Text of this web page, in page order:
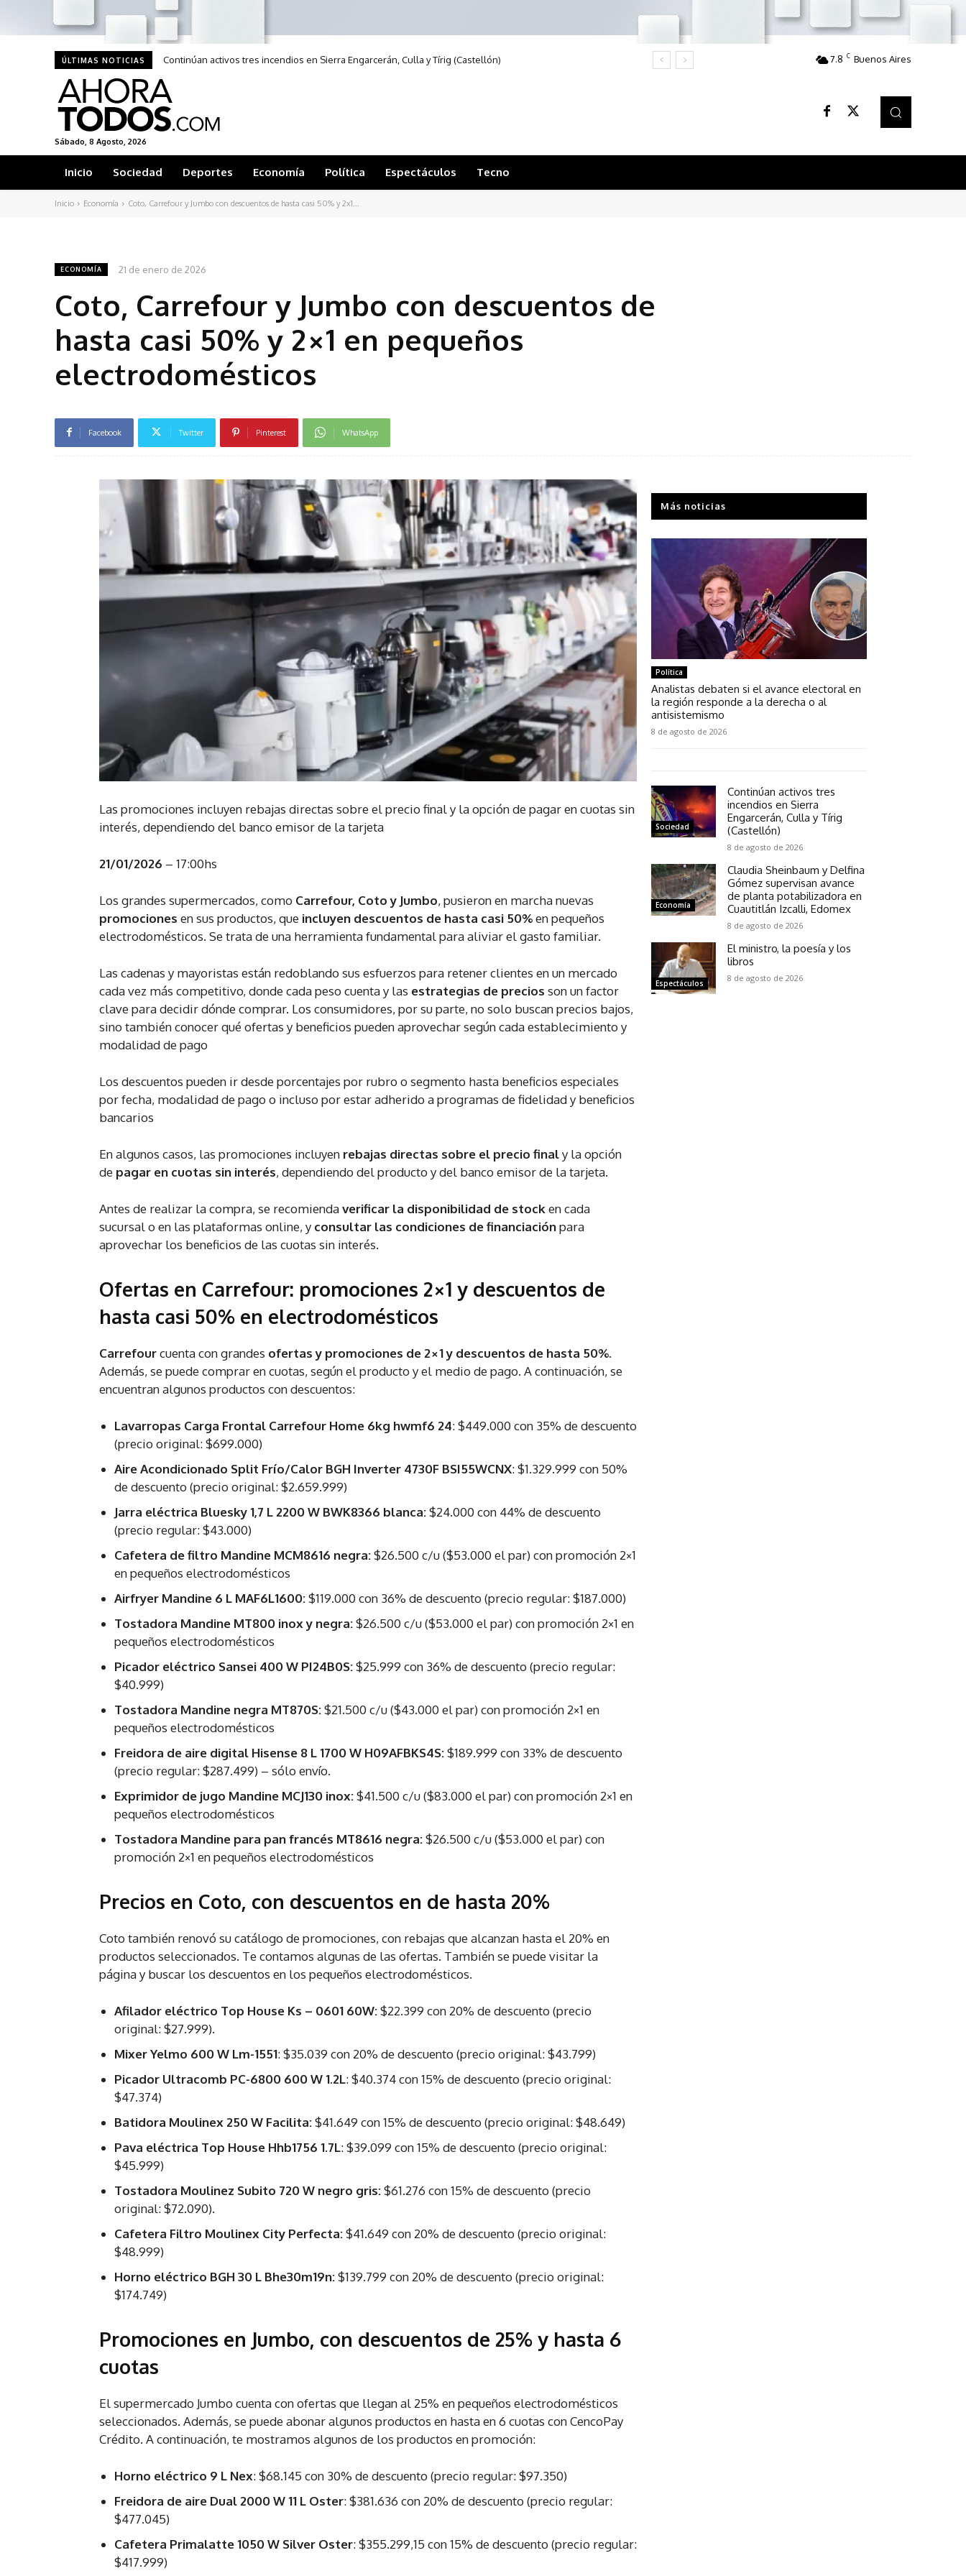
ÚLTIMAS NOTICIAS Continúan activos tres incendios en Sierra Engarcerán, Culla y Tírig (Castellón) 7.8 C Buenos Aires
Sábado, 8 Agosto, 2026
Inicio Sociedad Deportes Economía Política Espectáculos Tecno
Inicio Economía Coto, Carrefour y Jumbo con descuentos de hasta casi 50% y 2x1...
ECONOMÍA 21 de enero de 2026
Coto, Carrefour y Jumbo con descuentos de
hasta casi 50% y 2×1 en pequeños
electrodomésticos
Facebook Twitter Pinterest WhatsApp
Las promociones incluyen rebajas directas sobre el precio final y la opción de pagar en cuotas sin
interés, dependiendo del banco emisor de la tarjeta
21/01/2026 – 17:00hs
Los grandes supermercados, como Carrefour, Coto y Jumbo, pusieron en marcha nuevas
promociones en sus productos, que incluyen descuentos de hasta casi 50%en pequeños
electrodomésticos. Se trata de una herramienta fundamental para aliviar el gasto familiar.
Las cadenas y mayoristas están redoblando sus esfuerzos para retener clientes en un mercado
cada vez más competitivo, donde cada peso cuenta y las estrategias de precios son un factor
clave para decidir dónde comprar. Los consumidores, por su parte, no solo buscan precios bajos,
sino también conocer qué ofertas y beneficios pueden aprovechar según cada establecimiento y
modalidad de pago
Los descuentos pueden ir desde porcentajes por rubro o segmento hasta beneficios especiales
por fecha, modalidad de pago o incluso por estar adherido a programas de fidelidad y beneficios
bancarios
En algunos casos, las promociones incluyen rebajas directas sobre el precio finaly la opción
de pagar en cuotas sin interés, dependiendo del producto y del banco emisor de la tarjeta.
Antes de realizar la compra, se recomiendaverificar la disponibilidad de stocken cada
sucursal o en las plataformas online, y consultar las condiciones de financiaciónpara
aprovechar los beneficios de las cuotas sin interés.
Ofertas en Carrefour: promociones 2×1 y descuentos de
hasta casi 50% en electrodomésticos
Carrefourcuenta con grandes ofertas y promociones de 2×1 y descuentos de hasta 50%.
Además, se puede comprar en cuotas, según el producto y el medio de pago. A continuación, se
encuentran algunos productos con descuentos:
Lavarropas Carga Frontal Carrefour Home 6kg hwmf6 24: $449.000 con 35% de descuento
(precio original: $699.000)
Aire Acondicionado Split Frío/Calor BGH Inverter 4730F BSI55WCNX: $1.329.999 con 50%
de descuento (precio original: $2.659.999)
Jarra eléctrica Bluesky 1,7 L 2200 W BWK8366 blanca:$24.000 con 44% de descuento
(precio regular: $43.000)
Cafetera de filtro Mandine MCM8616 negra:$26.500 c/u ($53.000 el par) con promoción 2×1
en pequeños electrodomésticos
Airfryer Mandine 6 L MAF6L1600:$119.000 con 36% de descuento (precio regular: $187.000)
Tostadora Mandine MT800 inox y negra:$26.500 c/u ($53.000 el par) con promoción 2×1 en
pequeños electrodomésticos
Picador eléctrico Sansei 400 W PI24B0S:$25.999 con 36% de descuento (precio regular:
$40.999)
Tostadora Mandine negra MT870S:$21.500 c/u ($43.000 el par) con promoción 2×1 en
pequeños electrodomésticos
Freidora de aire digital Hisense 8 L 1700 W H09AFBKS4S:$189.999 con 33% de descuento
(precio regular: $287.499) – sólo envío.
Exprimidor de jugo Mandine MCJ130 inox:$41.500 c/u ($83.000 el par) con promoción 2×1 en
pequeños electrodomésticos
Tostadora Mandine para pan francés MT8616 negra:$26.500 c/u ($53.000 el par) con
promoción 2×1 en pequeños electrodomésticos
Precios en Coto, con descuentos en de hasta 20%
Coto también renovó su catálogo de promociones, con rebajas que alcanzan hasta el 20% en
productos seleccionados. Te contamos algunas de las ofertas. También se puede visitar la
página y buscar los descuentos en los pequeños electrodomésticos.
Afilador eléctrico Top House Ks – 0601 60W:$22.399 con 20% de descuento (precio
original: $27.999).
Mixer Yelmo 600 W Lm-1551: $35.039 con 20% de descuento (precio original: $43.799)
Picador Ultracomb PC-6800 600 W 1.2L: $40.374 con 15% de descuento (precio original:
$47.374)
Batidora Moulinex 250 W Facilita:$41.649 con 15% de descuento (precio original: $48.649)
Pava eléctrica Top House Hhb1756 1.7L: $39.099 con 15% de descuento (precio original:
$45.999)
Tostadora Moulinez Subito 720 W negro gris:$61.276 con 15% de descuento (precio
original: $72.090).
Cafetera Filtro Moulinex City Perfecta:$41.649 con 20% de descuento (precio original:
$48.999)
Horno eléctrico BGH 30 L Bhe30m19n:$139.799 con 20% de descuento (precio original:
$174.749)
Promociones en Jumbo, con descuentos de 25% y hasta 6
cuotas
El supermercado Jumbo cuenta con ofertas que llegan al 25% en pequeños electrodomésticos
seleccionados. Además, se puede abonar algunos productos en hasta en 6 cuotas con CencoPay
Crédito. A continuación, te mostramos algunos de los productos en promoción:
Horno eléctrico 9 L Nex: $68.145 con 30% de descuento (precio regular: $97.350)
Freidora de aire Dual 2000 W 11 L Oster: $381.636 con 20% de descuento (precio regular:
$477.045)
Cafetera Primalatte 1050 W Silver Oster: $355.299,15 con 15% de descuento (precio regular:
$417.999)
Más noticias
Política
Analistas debaten si el avance electoral en
la región responde a la derecha o al
antisistemismo
8 de agosto de 2026
Sociedad
Continúan activos tres
incendios en Sierra
Engarcerán, Culla y Tírig
(Castellón)
8 de agosto de 2026
Economía
Claudia Sheinbaum y Delfina
Gómez supervisan avance
de planta potabilizadora en
Cuautitlán Izcalli, Edomex
8 de agosto de 2026
Espectáculos
El ministro, la poesía y los
libros
8 de agosto de 2026